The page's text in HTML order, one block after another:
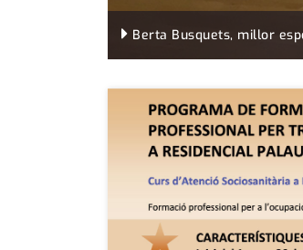
Berta Busquets, millor